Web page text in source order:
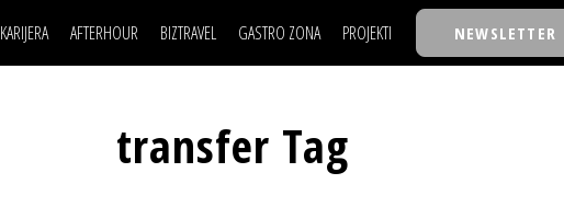
KARIJERA AFTERHOUR
KNJIGE
BIZTRAVEL GASTRO ZONA PROJEKTI NEWSLETTER
POSAO
USAVRŠAVANJE
FILM I SCENA
NAJKOLEGA
transfer Tag